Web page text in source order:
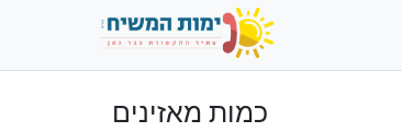
כמות מאזינים